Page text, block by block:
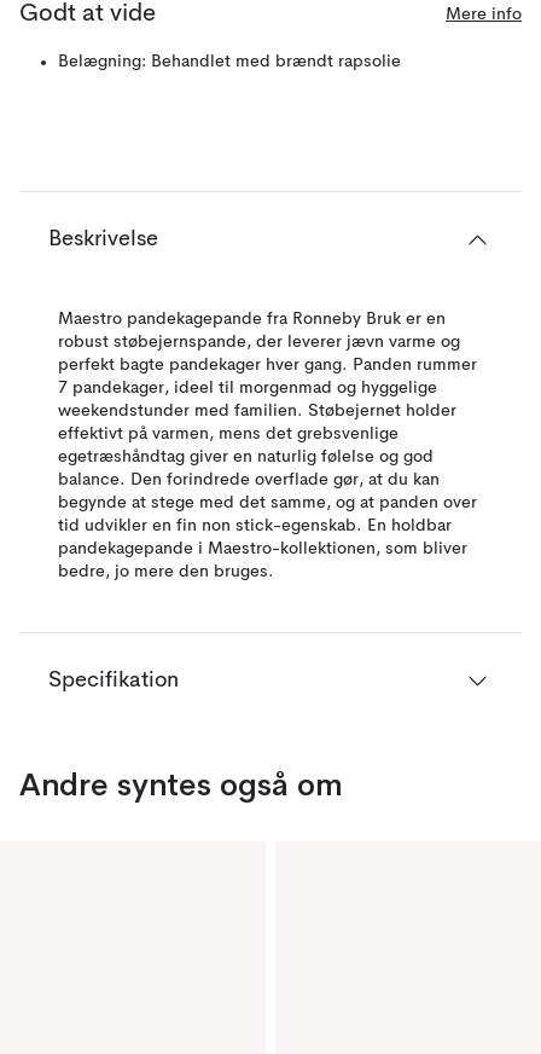
Godt at vide Mere info
Belægning: Behandlet med brændt rapsolie
Beskrivelse
Maestro pandekagepande fra Ronneby Bruk er en
robust støbejernspande, der leverer jævn varme og
perfekt bagte pandekager hver gang. Panden rummer
7 pandekager, ideel til morgenmad og hyggelige
weekendstunder med familien. Støbejernet holder
effektivt på varmen, mens det grebsvenlige
egetræshåndtag giver en naturlig følelse og god
balance. Den forindrede overflade gør, at du kan
begynde at stege med det samme, og at panden over
tid udvikler en fin non stick-egenskab. En holdbar
pandekagepande i Maestro-kollektionen, som bliver
bedre, jo mere den bruges.
Specifikation
Andre syntes også om